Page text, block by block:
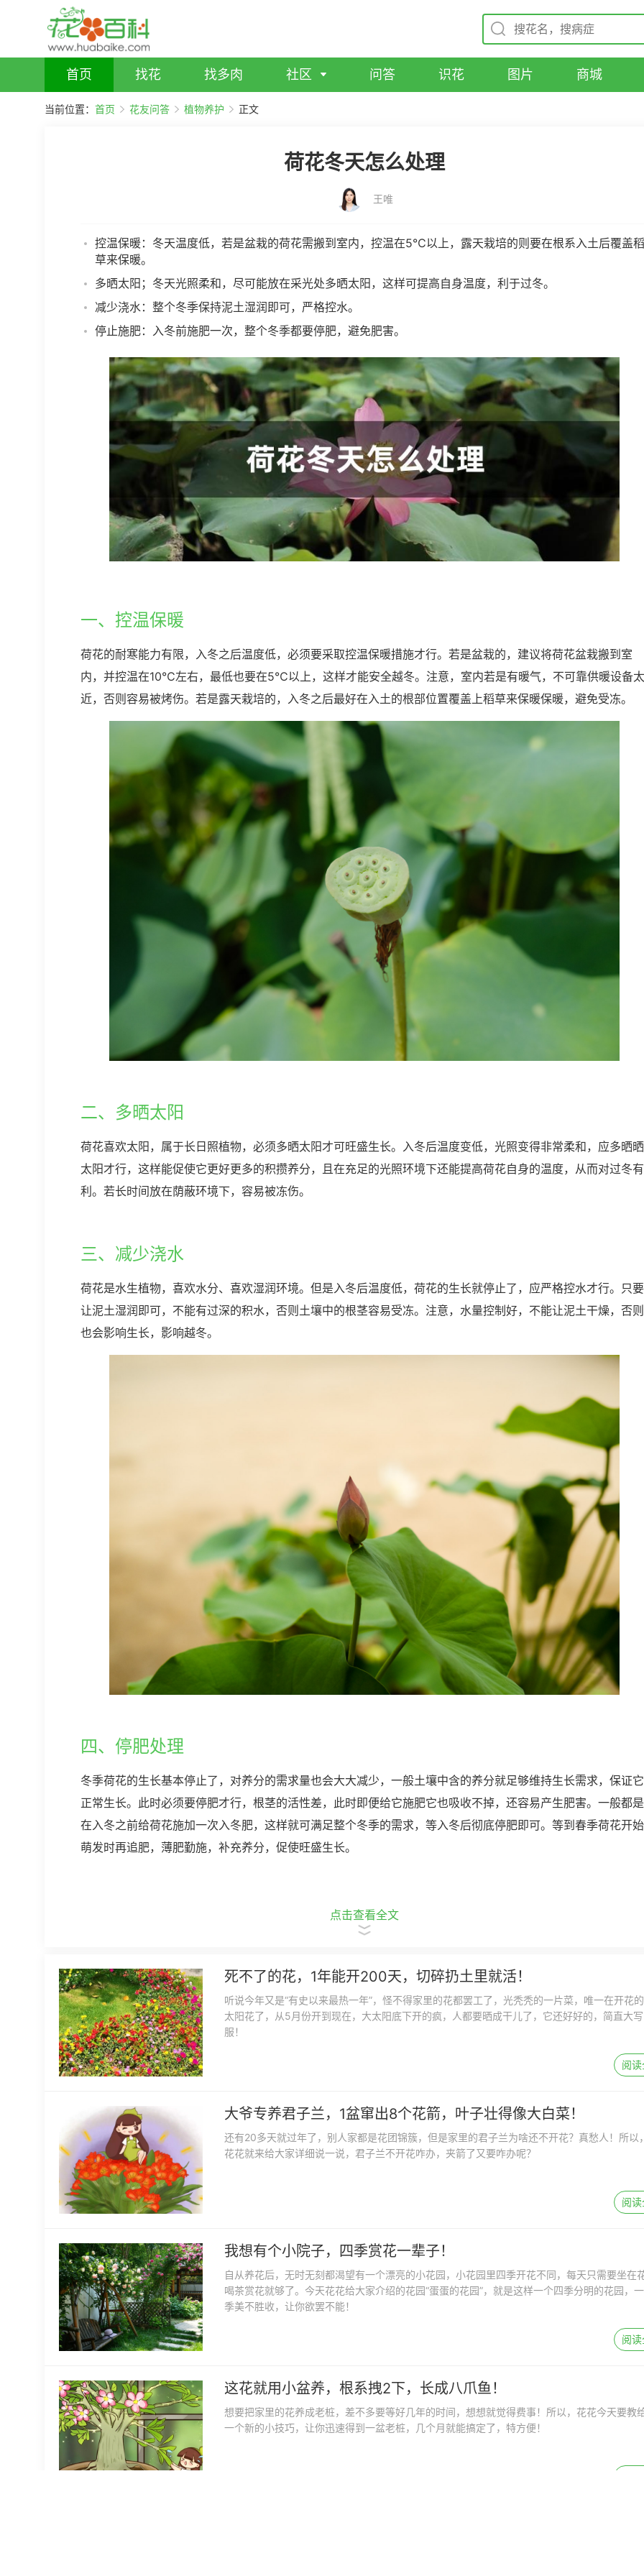
首页 找花 找多肉 社区 问答 识花 图片 商城
当前位置： 首页 花友问答 植物养护 正文
荷花冬天怎么处理
王唯
控温保暖：冬天温度低，若是盆栽的荷花需搬到室内，控温在5℃以上，露天栽培的则要在根系入土后覆盖稻
草来保暖。
多晒太阳；冬天光照柔和，尽可能放在采光处多晒太阳，这样可提高自身温度，利于过冬。
减少浇水：整个冬季保持泥土湿润即可，严格控水。
停止施肥：入冬前施肥一次，整个冬季都要停肥，避免肥害。
一、控温保暖
荷花的耐寒能力有限，入冬之后温度低，必须要采取控温保暖措施才行。若是盆栽的，建议将荷花盆栽搬到室
内，并控温在10℃左右，最低也要在5℃以上，这样才能安全越冬。注意，室内若是有暖气，不可靠供暖设备太
近，否则容易被烤伤。若是露天栽培的，入冬之后最好在入土的根部位置覆盖上稻草来保暖保暖，避免受冻。
二、多晒太阳
荷花喜欢太阳，属于长日照植物，必须多晒太阳才可旺盛生长。入冬后温度变低，光照变得非常柔和，应多晒晒
太阳才行，这样能促使它更好更多的积攒养分，且在充足的光照环境下还能提高荷花自身的温度，从而对过冬有
利。若长时间放在荫蔽环境下，容易被冻伤。
三、减少浇水
荷花是水生植物，喜欢水分、喜欢湿润环境。但是入冬后温度低，荷花的生长就停止了，应严格控水才行。只要
让泥土湿润即可，不能有过深的积水，否则土壤中的根茎容易受冻。注意，水量控制好，不能让泥土干燥，否则
也会影响生长，影响越冬。
四、停肥处理
冬季荷花的生长基本停止了，对养分的需求量也会大大减少，一般土壤中含的养分就足够维持生长需求，保证它
正常生长。此时必须要停肥才行，根茎的活性差，此时即便给它施肥它也吸收不掉，还容易产生肥害。一般都是
在入冬之前给荷花施加一次入冬肥，这样就可满足整个冬季的需求，等入冬后彻底停肥即可。等到春季荷花开始
萌发时再追肥，薄肥勤施，补充养分，促使旺盛生长。
点击查看全文
死不了的花，1年能开200天，切碎扔土里就活！
听说今年又是“有史以来最热一年”，怪不得家里的花都罢工了，光秃秃的一片菜，唯一在开花
太阳花了，从5月份开到现在，大太阳底下开的疯，人都要晒成干儿了，它还好好的，简直大
服！
阅
大爷专养君子兰，1盆窜出8个花箭，叶子壮得像大白菜！
还有20多天就过年了，别人家都是花团锦簇，但是家里的君子兰为啥还不开花？真愁人！所以
花花就来给大家详细说一说，君子兰不开花咋办，夹箭了又要咋办呢？
阅
我想有个小院子，四季赏花一辈子！
自从养花后，无时无刻都渴望有一个漂亮的小花园，小花园里四季开花不同，每天只需要坐在
喝茶赏花就够了。今天花花给大家介绍的花园“蛋蛋的花园”，就是这样一个四季分明的花园，
季美不胜收，让你欲罢不能！
阅
这花就用小盆养，根系拽2下，长成八爪鱼！
想要把家里的花养成老桩，差不多要等好几年的时间，想想就觉得费事！所以，花花今天要教
一个新的小技巧，让你迅速得到一盆老桩，几个月就能搞定了，特方便！